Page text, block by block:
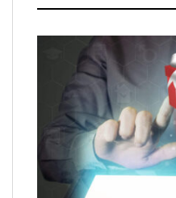
Eulalia Roig lanza ‘The
entrevistas y fotografía